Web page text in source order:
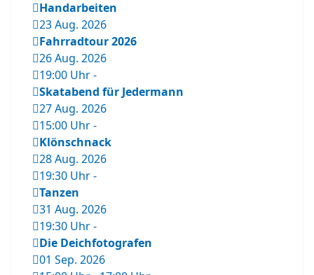
Handarbeiten
23 Aug. 2026
Fahrradtour 2026
26 Aug. 2026
19:00 Uhr-
Skatabend für Jedermann
27 Aug. 2026
15:00 Uhr-
Klönschnack
28 Aug. 2026
19:30 Uhr-
Tanzen
31 Aug. 2026
19:30 Uhr-
Die Deichfotografen
01 Sep. 2026